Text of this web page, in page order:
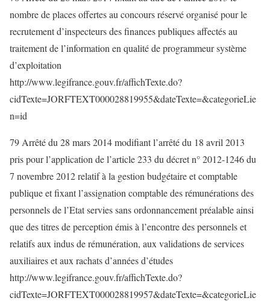
nombre de places offertes au concours réservé organisé pour le
recrutement d’inspecteurs des finances publiques affectés au
traitement de l’information en qualité de programmeur système
d’exploitation
http://www.legifrance.gouv.fr/affichTexte.do?
cidTexte=JORFTEXT000028819955&dateTexte=&categorieLie
n=id
79 Arrêté du 28 mars 2014 modifiant l’arrêté du 18 avril 2013
pris pour l’application de l’article 233 du décret n° 2012-1246 du
7 novembre 2012 relatif à la gestion budgétaire et comptable
publique et fixant l’assignation comptable des rémunérations des
personnels de l’Etat servies sans ordonnancement préalable ainsi
que des titres de perception émis à l’encontre des personnels et
relatifs aux indus de rémunération, aux validations de services
auxiliaires et aux rachats d’années d’études
http://www.legifrance.gouv.fr/affichTexte.do?
cidTexte=JORFTEXT000028819957&dateTexte=&categorieLie